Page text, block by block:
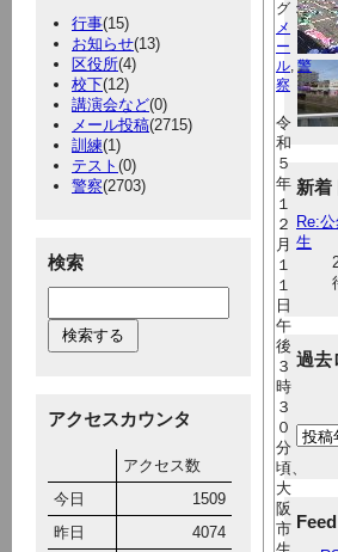
行事(15)
お知らせ(13)
区役所(4)
校下(12)
講演会など(0)
メール投稿(2715)
訓練(1)
テスト (0)
警察(2703)
検索
アクセスカウンタ
アクセス数
今日
1509
昨日
4074
新着
Re:
生
過去
Feed
グ：
メ
ー
ル 警
察
令
和
５
年
１
２
月
１
１
日
午
後
３
時
３
０
分
頃、
大
阪
市